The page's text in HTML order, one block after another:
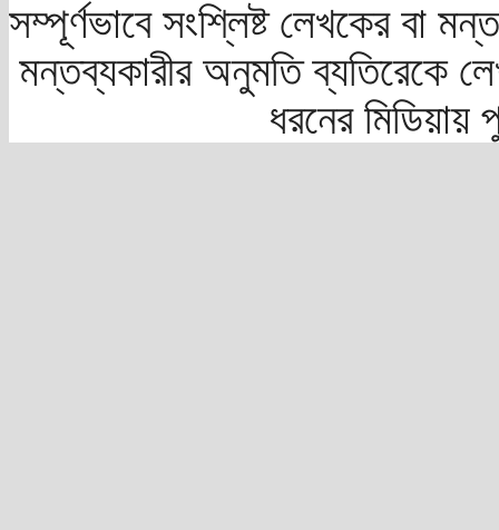
সম্পূর্ণভাবে সংশ্লিষ্ট লেখকের বা
মন্তব্যকারীর অনুমতি ব্যতিরেকে
ধরনের মিডিয়ায়